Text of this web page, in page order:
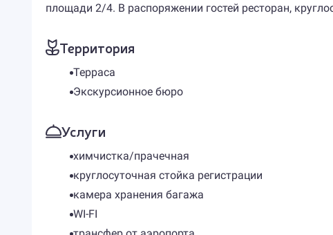
площади 2/4. В распоряжении гостей ресторан,
Территория
Терраса
Экскурсионное бюро
Услуги
химчистка/прачечная
круглосуточная стойка регистрации
камера хранения багажа
WI-FI